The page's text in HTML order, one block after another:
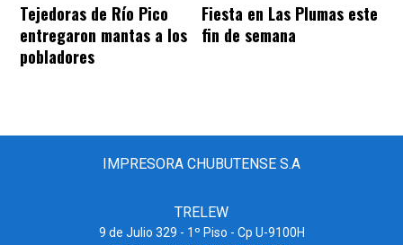
Tejedoras de Río Pico
entregaron mantas a los
pobladores
Fiesta en Las Plumas este
fin de semana
IMPRESORA CHUBUTENSE S.A
TRELEW
9 de Julio 329 - 1º Piso - Cp U-9100H